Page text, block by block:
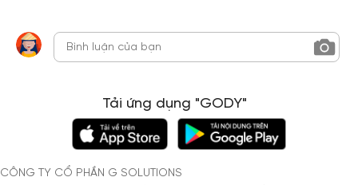
Tải ứng dụng "GODY"
CÔNG TY CỔ PHẦN G SOLUTIONS